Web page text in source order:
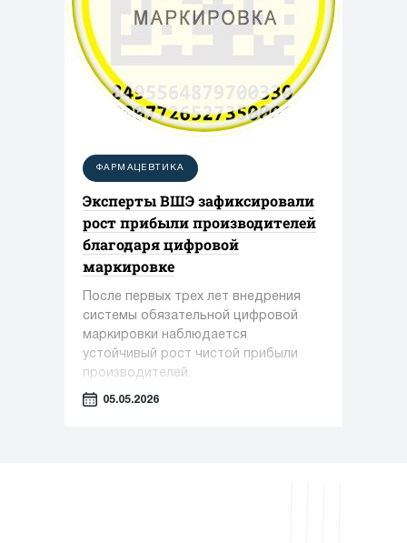
ФАРМАЦЕВТИКА
Эксперты ВШЭ зафиксировали
рост прибыли производителей
благодаря цифровой
маркировке
После первых трех лет внедрения
системы обязательной цифровой
маркировки наблюдается
устойчивый рост чистой прибыли
производителей.
05.05.2026